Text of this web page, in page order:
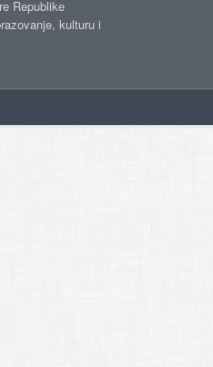
Republike
kulturu i